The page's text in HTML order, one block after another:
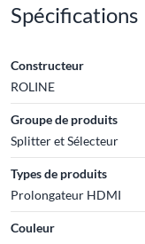
Spécifications
Constructeur
ROLINE
Groupe de produits
Splitter et Sélecteur
Types de produits
Prolongateur HDMI
Couleur